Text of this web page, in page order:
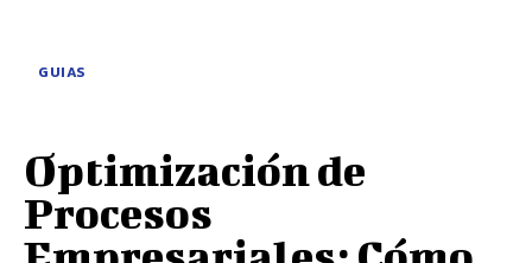
GUIAS
Optimización de
Procesos